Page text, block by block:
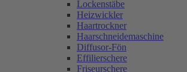
Lockenstäbe
Heizwickler
Haartrockner
Haarschneidemaschine
Diffusor-Fön
Effilierschere
Friseurschere